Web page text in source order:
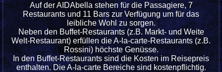
Auf der AIDAbella stehen für die Passagiere, 7
Restaurants und 11 Bars zur Verfügung um für das
leibliche Wohl zu sorgen.
Neben den Buffet-Restaurants (z.B. Markt- und Weite
Welt-Restaurant) erfüllen die A-la-carte-Restaurants (z.B.
Rossini) höchste Genüsse.
In den Buffet-Restaurants sind die Kosten im Reisepreis
enthalten. Die A-la-carte Bereiche sind kostenpflichtig.